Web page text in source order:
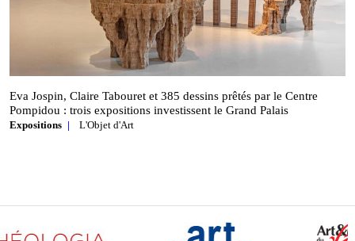
Eva Jospin, Claire Tabouret et 385 dessins prêtés par le Centre
Pompidou : trois expositions investissent le Grand Palais
Expositions L'Objet d'Art